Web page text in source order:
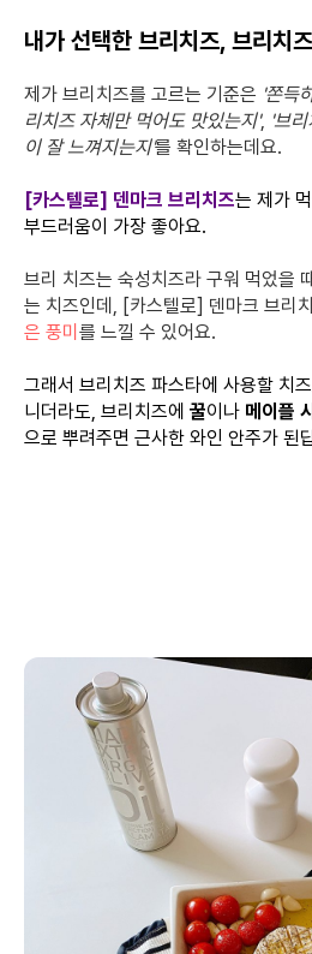
내가 선택한 브리치즈, 브리치
제가 브리치즈를 고르는 기준은 '쫀득
리치즈 자체만 먹어도 맛있는지', '브
이 잘 느껴지는지'를 확인하는데요.
[카스텔로] 덴마크 브리치즈는 제가
부드러움이 가장 좋아요.
브리 치즈는 숙성치즈라 구워 먹었을
는 치즈인데, [카스텔로] 덴마크 브리
은 풍미 를 느낄 수 있어요.
그래서 브리치즈 파스타에 사용할 치
니더라도, 브리치즈에 꿀이나 메이플
으로 뿌려주면 근사한 와인 안주가 된